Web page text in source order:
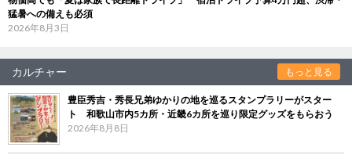
猛暑への備えも必須
2026年8月3日
カルチャー もっと見る
豊臣秀吉・秀長兄弟ゆかりの地を巡るスタンプラリーがスター
ト 和歌山市内5カ所・近畿6カ所を巡り限定グッズをもらおう
2026年8月8日